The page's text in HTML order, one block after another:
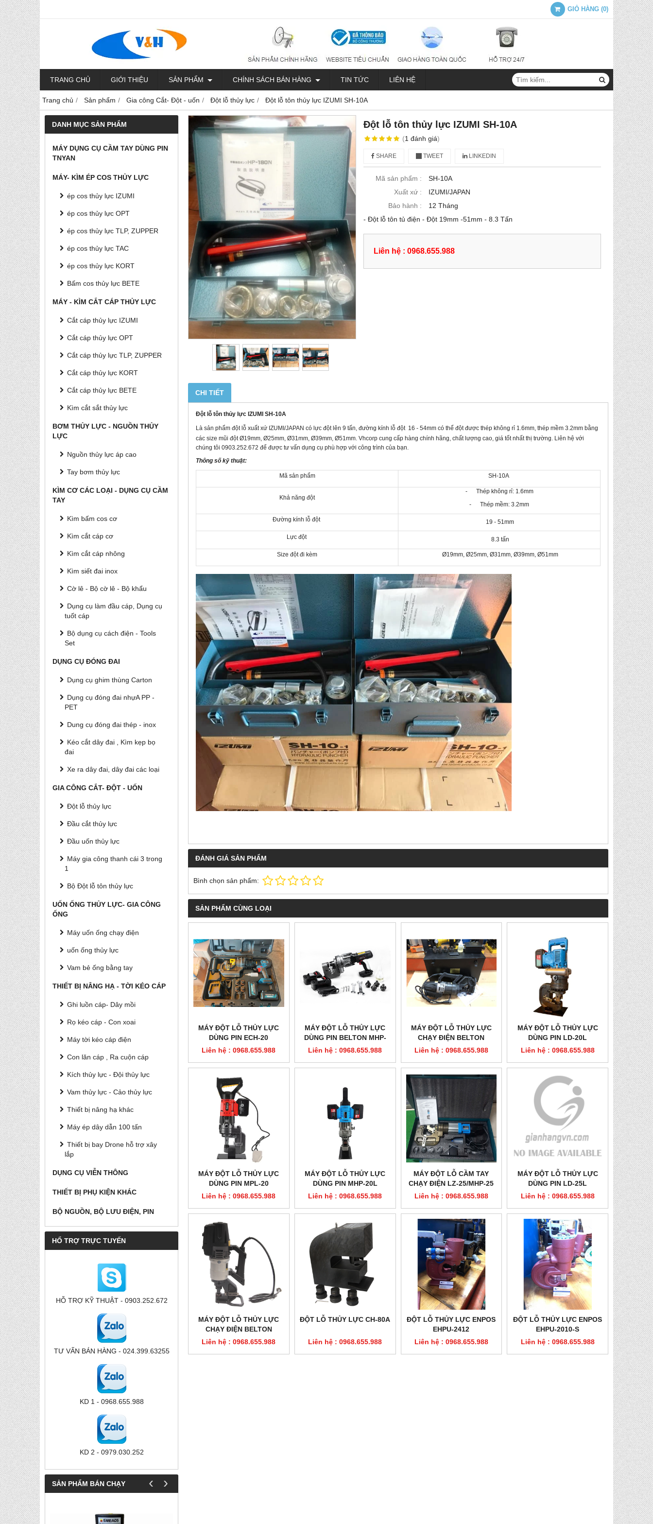
GIỎ HÀNG (0)
TRANG CHỦ GIỚI THIỆU SẢN PHẨM CHÍNH SÁCH BÁN HÀNG TIN TỨC LIÊN HỆ
Trang chủ Sản phẩm Gia công Cắt- Đột - uốn Đột lỗ thủy lực Đột lỗ tôn thủy lực IZUMI SH-10A
DANH MỤC SẢN PHẨM
MÁY DỤNG CỤ CẦM TAY DÙNG PIN
TNYAN
MÁY- KÌM ÉP COS THỦY LỰC
ép cos thủy lực IZUMI
ép cos thủy lực OPT
ép cos thủy lực TLP, ZUPPER
ép cos thủy lực TAC
ép cos thủy lực KORT
Bấm cos thủy lực BETE
MÁY - KÌM CẮT CÁP THỦY LỰC
Cắt cáp thủy lực IZUMI
Cắt cáp thủy lực OPT
Cắt cáp thủy lực TLP, ZUPPER
Cắt cáp thủy lực KORT
Cắt cáp thủy lực BETE
Kìm cắt sắt thủy lực
BƠM THỦY LỰC - NGUỒN THỦY
LỰC
Nguồn thủy lực áp cao
Tay bơm thủy lực
KÌM CƠ CÁC LOẠI - DỤNG CỤ CẦM
TAY
Kìm bấm cos cơ
Kìm cắt cáp cơ
Kìm cắt cáp nhông
Kìm siết đai inox
Cờ lê - Bộ cờ lê - Bộ khẩu
Dụng cụ làm đầu cáp, Dụng cụ
tuốt cáp
Bộ dụng cụ cách điện - Tools
Set
DỤNG CỤ ĐÓNG ĐAI
Dụng cụ ghim thùng Carton
Dụng cụ đóng đai nhựA PP -
PET
Dung cụ đóng đai thép - inox
Kéo cắt dây đai , Kìm kẹp bọ
đai
Xe ra dây đai, dây đai các loại
GIA CÔNG CẮT- ĐỘT - UỐN
Đột lỗ thủy lực
Đầu cắt thủy lực
Đầu uốn thủy lực
Máy gia công thanh cái 3 trong
1
Bộ Đột lỗ tôn thủy lực
UỐN ỐNG THỦY LỰC- GIA CÔNG
ỐNG
Máy uốn ống chạy điện
uốn ống thủy lực
Vam bẻ ống bằng tay
THIẾT BỊ NÂNG HẠ - TỜI KÉO CÁP
Ghi luồn cáp- Dây mồi
Rọ kéo cáp - Con xoai
Máy tời kéo cáp điện
Con lăn cáp , Ra cuộn cáp
Kích thủy lực - Đội thủy lực
Vam thủy lực - Cảo thủy lực
Thiết bị nâng hạ khác
Máy ép dây dẫn 100 tấn
Thiết bị bay Drone hỗ trợ xây
lắp
DỤNG CỤ VIỄN THÔNG
THIẾT BỊ PHỤ KIỆN KHÁC
BỘ NGUỒN, BỘ LƯU ĐIỆN, PIN
HỔ TRỢ TRỰC TUYẾN
HỖ TRỢ KỸ THUẬT - 0903.252.672
TƯ VẤN BÁN HÀNG - 024.399.63255
KD 1 - 0968.655.988
KD 2 - 0979.030.252
SẢN PHẨM BÁN CHẠY ‹ ›
Đột lỗ tôn thủy lực IZUMI SH-10A
(1 đánh giá)
SHARE TWEET LINKEDIN
Mã sản phẩm :
SH-10A
Xuất xứ :
IZUMI/JAPAN
Bảo hành :
12 Tháng
- Đột lỗ tôn tủ điện - Đột 19mm -51mm - 8.3 Tấn
Liên hệ : 0968.655.988
CHI TIẾT
Đột lỗ tôn thủy lực IZUMI SH-10A
Là sản phẩm đột lỗ xuất xứ IZUMI/JAPAN có lực đột lên 9 tấn, đường kính lỗ đột 16 - 54mm có thể đột được thép không rỉ 1.6mm, thép mềm 3.2mm bằng
các size mũi độtØ19mm, Ø25mm, Ø31mm, Ø39mm, Ø51mm. Vhcorp cung cấp hàng chính hãng, chất lượng cao, giá tốt nhất thị trường. Liên hệ với
chúng tôi 0903.252.672 để được tư vấn dụng cụ phù hợp với công trình của bạn.
Thông số kỹ thuật:
Mã sản phẩm SH-10A
Khả năng đột
- Thép không rỉ: 1.6mm
- Thép mềm: 3.2mm
Đường kính lỗ đột 19 - 51mm
Lực đột 8.3 tấn
Size đột đi kèm Ø19mm, Ø25mm, Ø31mm, Ø39mm, Ø51mm
ĐÁNH GIÁ SẢN PHẨM
Bình chọn sản phẩm:
SẢN PHẨM CÙNG LOẠI
MÁY ĐỘT LỖ THỦY LỰC
DÙNG PIN ECH-20
Liên hệ : 0968.655.988
MÁY ĐỘT LỖ THỦY LỰC
DÙNG PIN BELTON MHP-
20B
Liên hệ : 0968.655.988
MÁY ĐỘT LỖ THỦY LỰC
CHẠY ĐIỆN BELTON
NMHP-25
Liên hệ : 0968.655.988
MÁY ĐỘT LỖ THỦY LỰC
DÙNG PIN LD-20L
Liên hệ : 0968.655.988
MÁY ĐỘT LỖ THỦY LỰC
DÙNG PIN MPL-20
Liên hệ : 0968.655.988
MÁY ĐỘT LỖ THỦY LỰC
DÙNG PIN MHP-20L
Liên hệ : 0968.655.988
MÁY ĐỘT LỖ CẦM TAY
CHẠY ĐIỆN LZ-25/MHP-25
Liên hệ : 0968.655.988
MÁY ĐỘT LỖ THỦY LỰC
DÙNG PIN LD-25L
Liên hệ : 0968.655.988
MÁY ĐỘT LỖ THỦY LỰC
CHẠY ĐIỆN BELTON
NMHP-22
Liên hệ : 0968.655.988
ĐỘT LỖ THỦY LỰC CH-80A
Liên hệ : 0968.655.988
ĐỘT LỖ THỦY LỰC ENPOS
EHPU-2412
Liên hệ : 0968.655.988
ĐỘT LỖ THỦY LỰC ENPOS
EHPU-2010-S
Liên hệ : 0968.655.988